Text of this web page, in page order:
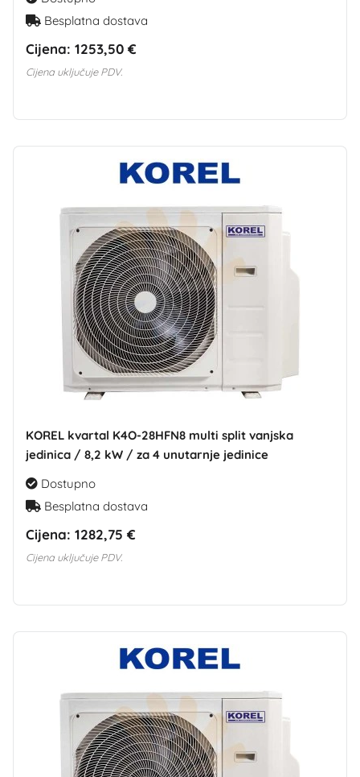
Besplatna dostava
Cijena: 1253,50 €
Cijena uključuje PDV.
KOREL kvartal K4O-28HFN8 multi split vanjska
jedinica / 8,2 kW / za 4 unutarnje jedinice
Dostupno
Besplatna dostava
Cijena: 1282,75 €
Cijena uključuje PDV.